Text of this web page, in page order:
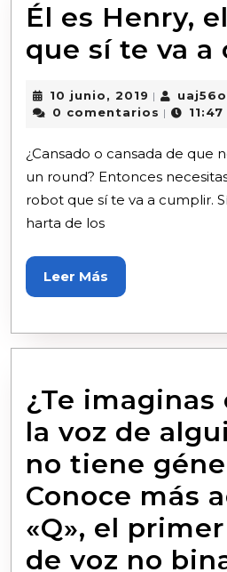
Él es Henry,
que sí te va a
10 junio, 2019 |
0 comentarios |
¿Cansado o cansada de que
un round? Entonces
robot que sí te va a cumplir.
harta de los
Leer Más
¿Te imaginas
la voz de
no tiene
Conoce más
«Q», el
de voz no